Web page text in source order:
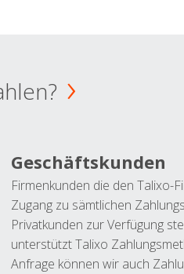
Geschäftskunden
Firmenkunden die den Talixo-
Zugang zu sämtlichen
Privatkunden zur Verfügung
unterstützt Talixo
Anfrage können wir auch